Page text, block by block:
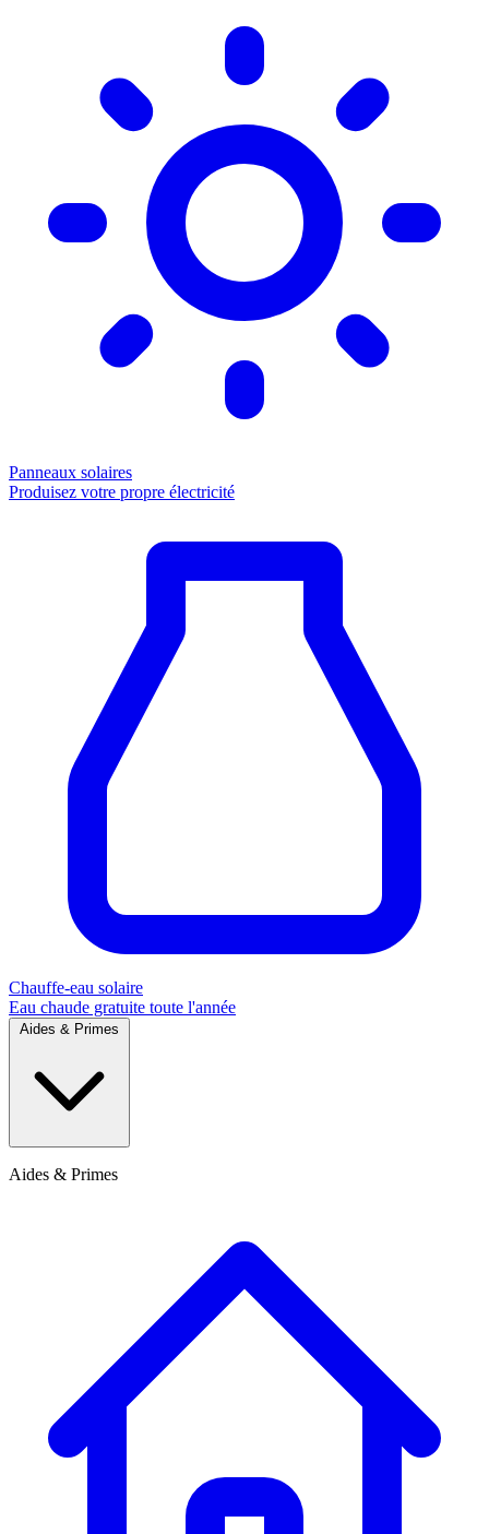
Panneaux solaires
Produisez votre propre électricité
Chauffe-eau solaire
Eau chaude gratuite toute l'année
Aides & Primes